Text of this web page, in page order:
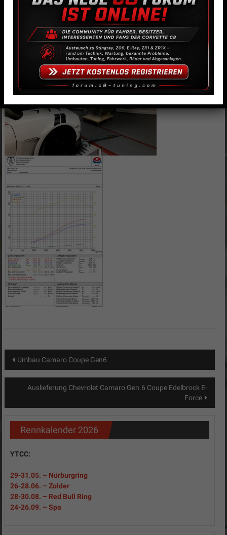
Beitragsnavigation
Umbau Camaro Coupe Gen6
Auslieferung Chevrolet Camaro Gen.6 Coupe Edelbrock E-
Force
Rennkalender 2026
YTCC:
29-31.05. – Nürburgring
26-28.06. – Zolder
28-30.08. – Red Bull Ring
24-26.09. – Spa